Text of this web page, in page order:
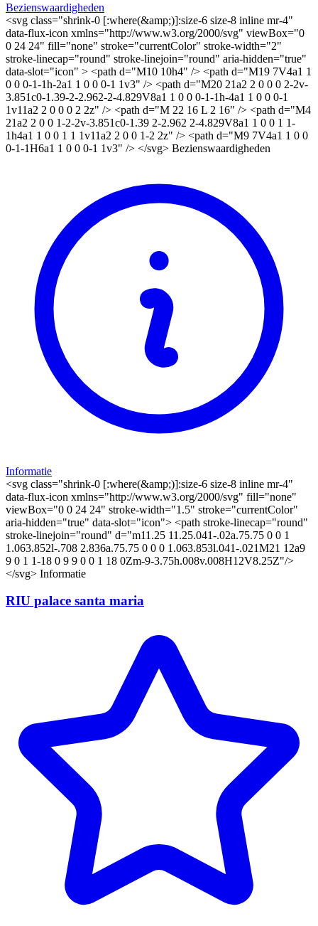
Bezienswaardigheden
<svg class="shrink-0 [:where(&amp;)]:size-6 size-8 inline mr-4"
data-flux-icon xmlns="http://www.w3.org/2000/svg" viewBox="0
0 24 24" fill="none" stroke="currentColor" stroke-width="2"
stroke-linecap="round" stroke-linejoin="round" aria-hidden="true"
data-slot="icon" > <path d="M10 10h4" /> <path d="M19 7V4a1 1
0 0 0-1-1h-2a1 1 0 0 0-1 1v3" /> <path d="M20 21a2 2 0 0 0 2-2v-
3.851c0-1.39-2-2.962-2-4.829V8a1 1 0 0 0-1-1h-4a1 1 0 0 0-1
1v11a2 2 0 0 0 2 2z" /> <path d="M 22 16 L 2 16" /> <path d="M4
21a2 2 0 0 1-2-2v-3.851c0-1.39 2-2.962 2-4.829V8a1 1 0 0 1 1-
1h4a1 1 0 0 1 1 1v11a2 2 0 0 1-2 2z" /> <path d="M9 7V4a1 1 0 0
0-1-1H6a1 1 0 0 0-1 1v3" /> </svg> Bezienswaardigheden
Informatie
<svg class="shrink-0 [:where(&amp;)]:size-6 size-8 inline mr-4"
data-flux-icon xmlns="http://www.w3.org/2000/svg" fill="none"
viewBox="0 0 24 24" stroke-width="1.5" stroke="currentColor"
aria-hidden="true" data-slot="icon"> <path stroke-linecap="round"
stroke-linejoin="round" d="m11.25 11.25.041-.02a.75.75 0 0 1
1.063.852l-.708 2.836a.75.75 0 0 0 1.063.853l.041-.021M21 12a9
9 0 1 1-18 0 9 9 0 0 1 18 0Zm-9-3.75h.008v.008H12V8.25Z"/>
</svg> Informatie
RIU palace santa maria